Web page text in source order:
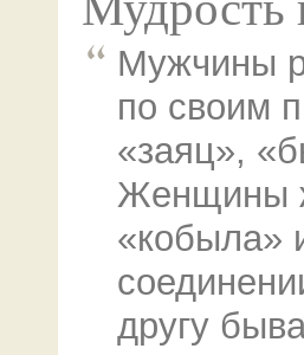
Мужчины
по своим
«заяц»,
Женщины
«кобыла»
другу